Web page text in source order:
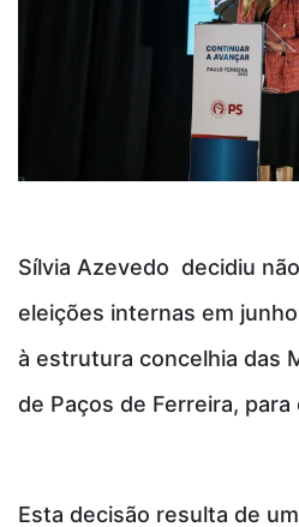
Sílvia Azevedo decidiu
eleições internas em
à estrutura concelhia das
de Paços de Ferreira,
Esta decisão resulta de